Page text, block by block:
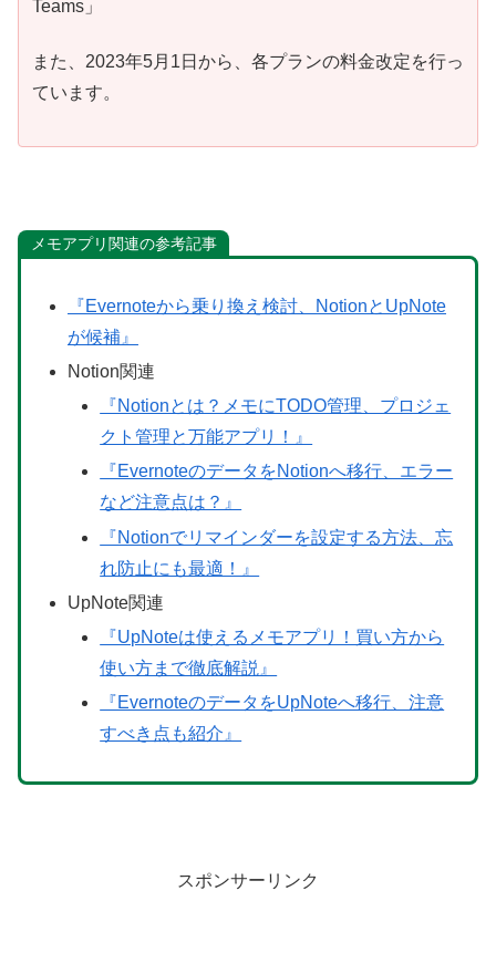
Teams」
また、2023年5月1日から、各プランの料金改定を行っ
ています。
メモアプリ関連の参考記事
『Evernoteから乗り換え検討、NotionとUpNote
が候補』
Notion関連
『Notionとは？メモにTODO管理、プロジェ
クト管理と万能アプリ！』
『EvernoteのデータをNotionへ移行、エラー
など注意点は？』
『Notionでリマインダーを設定する方法、忘
れ防止にも最適！』
UpNote関連
『UpNoteは使えるメモアプリ！買い方から
使い方まで徹底解説』
『EvernoteのデータをUpNoteへ移行、注意
すべき点も紹介』
スポンサーリンク